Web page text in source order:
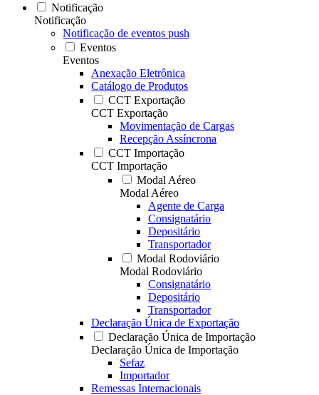
Notificação
Notificação
Notificação de eventos push
Eventos
Eventos
Anexação Eletrônica
Catálogo de Produtos
CCT Exportação
CCT Exportação
Movimentação de Cargas
Recepção Assíncrona
CCT Importação
CCT Importação
Modal Aéreo
Modal Aéreo
Agente de Carga
Consignatário
Depositário
Transportador
Modal Rodoviário
Modal Rodoviário
Consignatário
Depositário
Transportador
Declaração Única de Exportação
Declaração Única de Importação
Declaração Única de Importação
Sefaz
Importador
Remessas Internacionais